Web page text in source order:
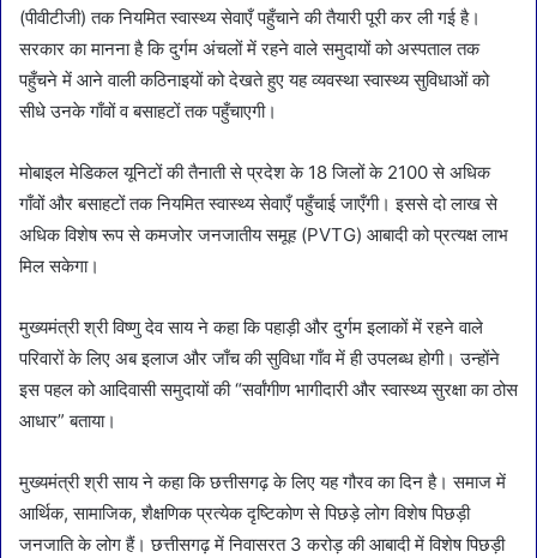
(पीवीटीजी) तक नियमित स्वास्थ्य सेवाएँ पहुँचाने की तैयारी पूरी कर ली गई है।
सरकार का मानना है कि दुर्गम अंचलों में रहने वाले समुदायों को अस्पताल तक
पहुँचने में आने वाली कठिनाइयों को देखते हुए यह व्यवस्था स्वास्थ्य सुविधाओं को
सीधे उनके गाँवों व बसाहटों तक पहुँचाएगी।
मोबाइल मेडिकल यूनिटों की तैनाती से प्रदेश के 18 जिलों के 2100 से अधिक
गाँवों और बसाहटों तक नियमित स्वास्थ्य सेवाएँ पहुँचाई जाएँगी। इससे दो लाख से
अधिक विशेष रूप से कमजोर जनजातीय समूह (PVTG) आबादी को प्रत्यक्ष लाभ
मिल सकेगा।
मुख्यमंत्री श्री विष्णु देव साय ने कहा कि पहाड़ी और दुर्गम इलाकों में रहने वाले
परिवारों के लिए अब इलाज और जाँच की सुविधा गाँव में ही उपलब्ध होगी। उन्होंने
इस पहल को आदिवासी समुदायों की “सर्वांगीण भागीदारी और स्वास्थ्य सुरक्षा का ठोस
आधार” बताया।
मुख्यमंत्री श्री साय ने कहा कि छत्तीसगढ़ के लिए यह गौरव का दिन है। समाज में
आर्थिक, सामाजिक, शैक्षणिक प्रत्येक दृष्टिकोण से पिछड़े लोग विशेष पिछड़ी
जनजाति के लोग हैं। छत्तीसगढ़ में निवासरत 3 करोड़ की आबादी में विशेष पिछड़ी